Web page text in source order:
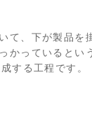
て、下が製品を
かっているとい
する工程です。